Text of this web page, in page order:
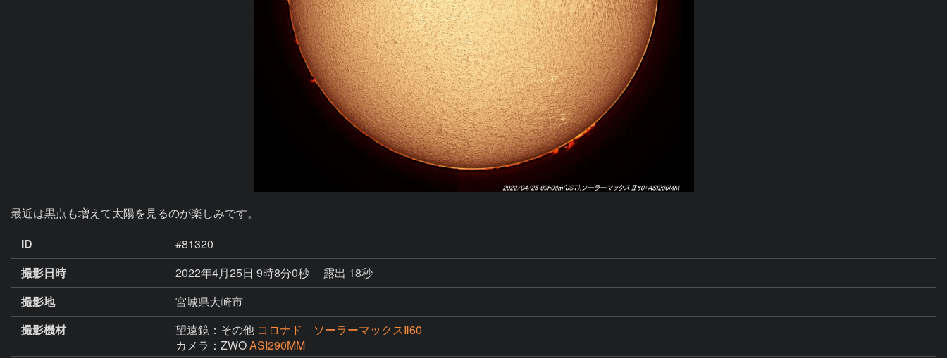
最近は黒点も増えて太陽を見るのが楽しみです。
ID
#81320
撮影日時
2022年4月25日 9時8分0秒
露出 18秒
撮影地
宮城県大崎市
撮影機材
望遠鏡：その他 コロナド ソーラーマックスⅡ60
カメラ：ZWOASI290MM